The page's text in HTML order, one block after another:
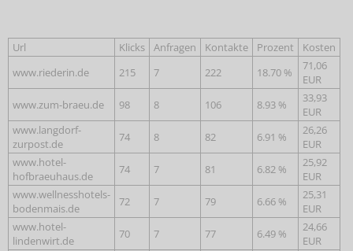
Url Klicks Anfragen Kontakte Prozent
Kosten
www.riederin.de
215 7 222 18.70 %
71,06
EUR
www.zum-braeu.de
98 8 106 8.93 %
33,93
EUR
www.langdorf-
zurpost.de
74 8 82 6.91 %
26,26
EUR
www.hotel-
hofbraeuhaus.de
74 7 81 6.82 %
25,92
EUR
www.wellnesshotels-
bodenmais.de
72 7 79 6.66 %
25,31
EUR
www.hotel-
lindenwirt.de
70 7 77 6.49 %
24,66
EUR